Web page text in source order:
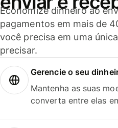
Economize dinheiro ao
pagamentos em mais de
você precisa em uma
precisar.
Gerencie o seu
Mantenha as suas
converta entre elas